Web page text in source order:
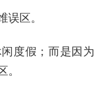
区。
度假；而是因为